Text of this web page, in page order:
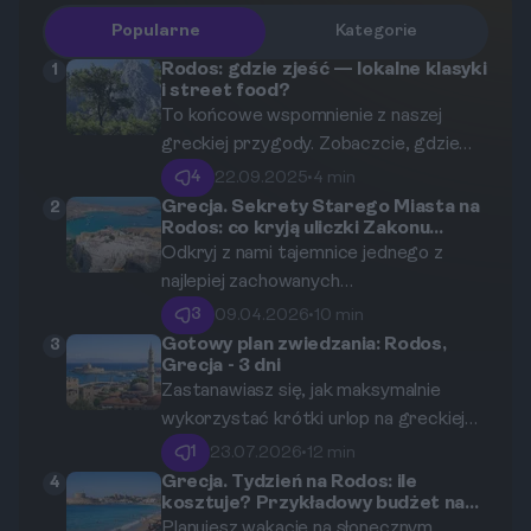
Popularne Kategorie
1
Rodos: gdzie zjeść — lokalne klasyki
i street food?
To końcowe wspomnienie z naszej
greckiej przygody. Zobaczcie, gdzie
można zjeść na Rodos, odkrywając
lokalne klasyki i smaki street food. Ten
przewodnik pomoże Wam w wyborze
najlepszych restauracji, tawern oraz
kafejek, w których można skosztować
wyjątkowych, regionalnych specjałów.
4 22.09.2025•4 min
2
Grecja. Sekrety Starego Miasta na
Rodos: co kryją uliczki Zakonu
Joannitów?
Odkryj z nami tajemnice jednego z
najlepiej zachowanych
średniowiecznych miast w Europie.
Przemierzaj brukowane uliczki, którymi
niegdyś stąpali rycerze Zakonu
Joannitów, i poczuj puls historii bijący w
sercu Rodos.
3 09.04.2026•10 min
3
Gotowy plan zwiedzania: Rodos,
Grecja - 3 dni
Zastanawiasz się, jak maksymalnie
wykorzystać krótki urlop na greckiej
wyspie? Ten intensywny, trzydniowy
plan zwiedzania Rodos pomoże Ci
odkryć najważniejsze zabytki,
1 23.07.2026•12 min
4
Grecja. Tydzień na Rodos: ile
kosztuje? Przykładowy budżet na
lato 2026.